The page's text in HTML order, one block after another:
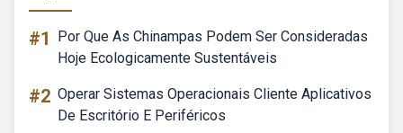
#1
Por Que As Chinampas Podem Ser Consideradas
Hoje Ecologicamente Sustentáveis
#2 Operar Sistemas Operacionais Cliente Aplicativos
De Escritório E Periféricos